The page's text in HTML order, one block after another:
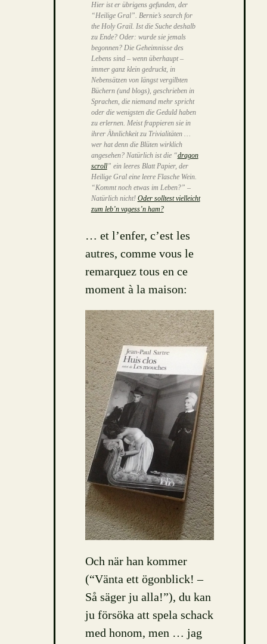
Hier ist er übrigens gefunden, der
“Heilige Gral”. Bernie’s search for
the Holy Grail. Ist die Suche deshalb
zu Ende? Oder: wurde sie jemals
begonnen? Die Geheimnisse des
Lebens sind – wenn überhaupt –
immer ganz klein gedruckt, in
Nebensätzen von längst vergilbten
Büchern (und blogs), geschrieben in
Sprachen, die niemand mehr spricht
oder die wenigsten die Geduld haben
zu erlernen. Meist frappieren sie in
ihrer Ähnlichkeit zu Trivialitäten …
wer hat denn die Blüten wirklich
angesehen? Natürlich ist die “dragon
scroll” ein leeres Blatt Papier, der
Heilige Gral eine leere Flasche Wein.
“Kommt noch etwas im Leben?” –
Natürlich nicht! Oder solltest vielleicht
zum leb’n vagess’n ham?
… et l’enfer, c’est les
autres, comme vous le
remarquez tous en ce
moment à la maison:
Och när han kommer
(“Vänta ett ögonblick! –
Så säger ju alla!”), du kan
ju försöka att spela schack
med honom, men … jag